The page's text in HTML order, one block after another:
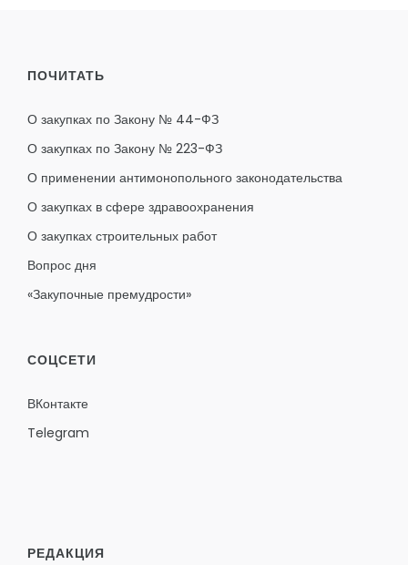
ПОЧИТАТЬ
О закупках по Закону № 44-ФЗ
О закупках по Закону № 223-ФЗ
О применении антимонопольного законодательства
О закупках в сфере здравоохранения
О закупках строительных работ
Вопрос дня
«Закупочные премудрости»
СОЦСЕТИ
ВКонтакте
Telegram
РЕДАКЦИЯ